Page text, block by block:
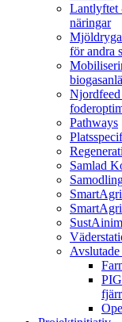
Lantlyftet
näringar
för andra
Njordfeed
Pathways
Samlad
SmartAgri